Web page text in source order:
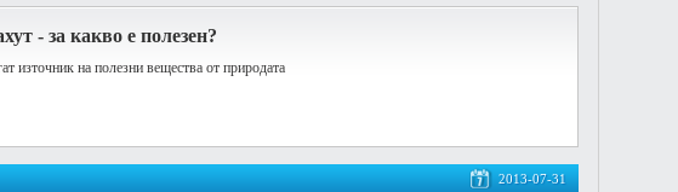
- за какво е полезен?
източник на полезни вещества от природата
2013-07-31